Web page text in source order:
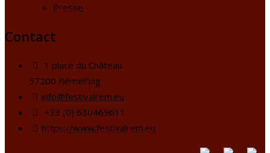
Presse
Contact
1 place du Château
57200 Rémelfing
info@festivalrem.eu
+33 (0) 630469611
https://www.festivalrem.eu